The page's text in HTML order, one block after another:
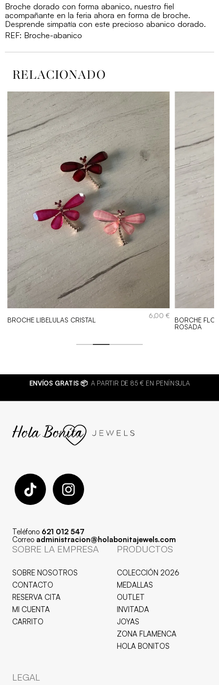
Broche dorado con forma abanico, nuestro fiel
acompañante en la feria ahora en forma de broche.
Desprende simpatía con este precioso abanico dorado.
REF: Broche-abanico
RELACIONADO
BROCHE LIBELULAS CRISTAL
6,00€
BORCHE
ROSADA
ENVÍOS GRATIS 📦 A PARTIR DE 85 € EN PENÍNSULA
Teléfono 621 012 547
Correo administracion@holabonitajewels.com
SOBRE LA EMPRESA
SOBRE NOSOTROS
CONTACTO
RESERVA CITA
MI CUENTA
CARRITO
PRODUCTOS
COLECCIÓN 2026
MEDALLAS
OUTLET
INVITADA
JOYAS
ZONA FLAMENCA
HOLA BONITOS
LEGAL